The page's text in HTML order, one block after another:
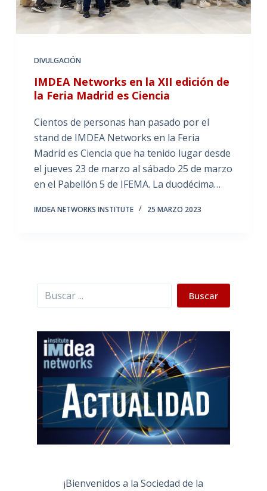
DIVULGACIÓN
IMDEA Networks en la XII edición de
la Feria Madrid es Ciencia
Cientos de personas han pasado por el
stand de IMDEA Networks en la Feria
Madrid es Ciencia que ha tenido lugar desde
el jueves 23 de marzo al sábado 25 de marzo
en el Pabellón 5 de IFEMA. La duodécima…
IMDEA NETWORKS INSTITUTE 25 MARZO 2023
Buscar Buscar
¡Bienvenidos a la Sociedad de la